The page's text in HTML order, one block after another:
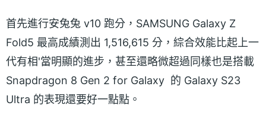
首先進行安兔兔 v10 跑分，SAMSUNG Galaxy Z
Fold5 最高成績測出 1,516,615 分，綜合效能比起上一
代有相'當明顯的進步，甚至還略微超過同樣也是搭載
Snapdragon 8 Gen 2 for Galaxy 的 Galaxy S23
Ultra 的表現還要好一點點。